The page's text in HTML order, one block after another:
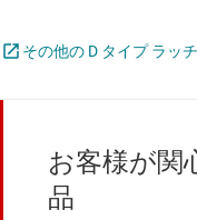
その他の D タイプ ラッ
お客様が関
品